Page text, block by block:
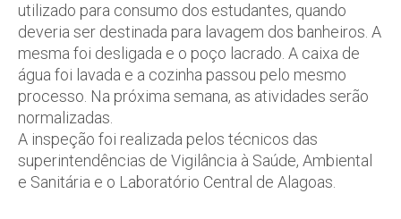
utilizado para consumo dos estudantes, quando
deveria ser destinada para lavagem dos banheiros. A
mesma foi desligada e o poço lacrado. A caixa de
água foi lavada e a cozinha passou pelo mesmo
processo. Na próxima semana, as atividades serão
normalizadas.
A inspeção foi realizada pelos técnicos das
superintendências de Vigilância à Saúde, Ambiental
e Sanitária e o Laboratório Central de Alagoas.